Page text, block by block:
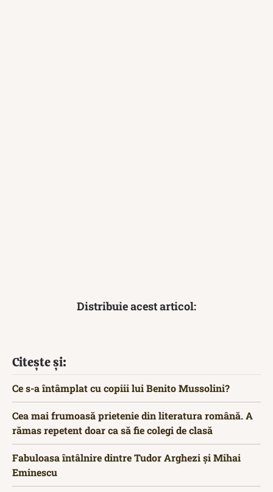
Distribuie acest articol:
Citește și:
Ce s-a întâmplat cu copiii lui Benito Mussolini?
Cea mai frumoasă prietenie din literatura română. A
rămas repetent doar ca să fie colegi de clasă
Fabuloasa întâlnire dintre Tudor Arghezi și Mihai
Eminescu